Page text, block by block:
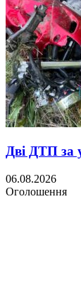
Дві ДТП за
06.08.2026
Оголошення